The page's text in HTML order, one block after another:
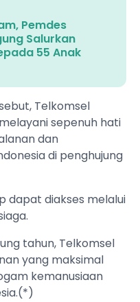
Pemdes
Salurkan
55 Anak
Telkomsel
sepenuh hati
dan
di penghujung
dapat diakses melalui
tahun, Telkomsel
yang maksimal
kemanusiaan